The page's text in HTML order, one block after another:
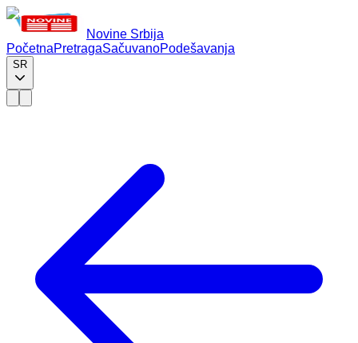
Novine Srbija
PočetnaPretragaSačuvanoPodešavanja
SR